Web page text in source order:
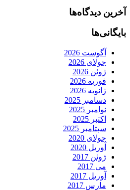
آخرین دیدگاه‌ها
بایگانی‌ها
آگوست 2026
جولای 2026
ژوئن 2026
فوریه 2026
ژانویه 2026
دسامبر 2025
نوامبر 2025
اکتبر 2025
سپتامبر 2025
جولای 2020
آوریل 2020
ژوئن 2017
می 2017
آوریل 2017
مارس 2017